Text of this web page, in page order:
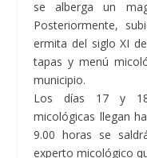
se alberga un
Posteriormente,
ermita del siglo XI
tapas y menú
municipio.
Los días 17 y 18
micológicas llegan
9.00 horas se
experto micológico